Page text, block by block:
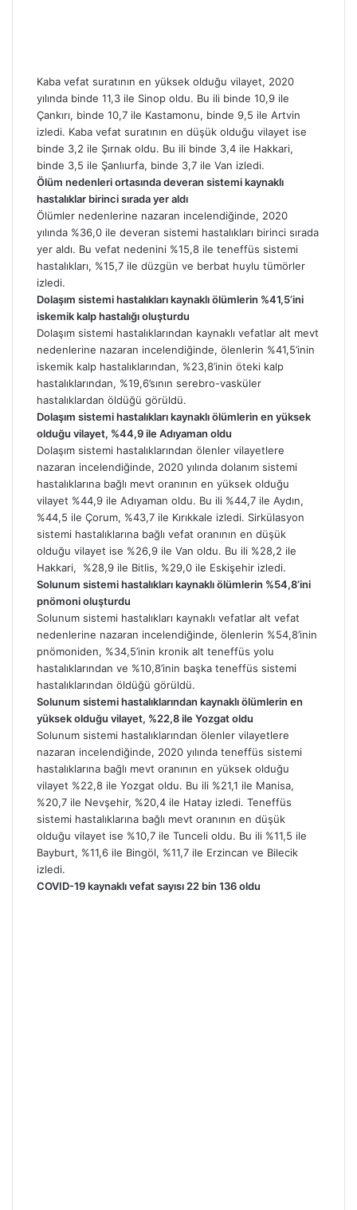
Kaba vefat suratının en yüksek olduğu vilayet, 2020
yılında binde 11,3 ile Sinop oldu. Bu ili binde 10,9 ile
Çankırı, binde 10,7 ile Kastamonu, binde 9,5 ile Artvin
izledi. Kaba vefat suratının en düşük olduğu vilayet ise
binde 3,2 ile Şırnak oldu. Bu ili binde 3,4 ile Hakkari,
binde 3,5 ile Şanlıurfa, binde 3,7 ile Van izledi.
Ölüm nedenleri ortasında deveran sistemi kaynaklı
hastalıklar birinci sırada yer aldı
Ölümler nedenlerine nazaran incelendiğinde, 2020
yılında %36,0 ile deveran sistemi hastalıkları birinci sırada
yer aldı. Bu vefat nedenini %15,8 ile teneffüs sistemi
hastalıkları, %15,7 ile düzgün ve berbat huylu tümörler
izledi.
Dolaşım sistemi hastalıkları kaynaklı ölümlerin %41,5’ini
iskemik kalp hastalığı oluşturdu
Dolaşım sistemi hastalıklarından kaynaklı vefatlar alt mevt
nedenlerine nazaran incelendiğinde, ölenlerin %41,5’inin
iskemik kalp hastalıklarından, %23,8’inin öteki kalp
hastalıklarından, %19,6’sının serebro-vasküler
hastalıklardan öldüğü görüldü.
Dolaşım sistemi hastalıkları kaynaklı ölümlerin en yüksek
olduğu vilayet, %44,9 ile Adıyaman oldu
Dolaşım sistemi hastalıklarından ölenler vilayetlere
nazaran incelendiğinde, 2020 yılında dolanım sistemi
hastalıklarına bağlı mevt oranının en yüksek olduğu
vilayet %44,9 ile Adıyaman oldu. Bu ili %44,7 ile Aydın,
%44,5 ile Çorum, %43,7 ile Kırıkkale izledi. Sirkülasyon
sistemi hastalıklarına bağlı vefat oranının en düşük
olduğu vilayet ise %26,9 ile Van oldu. Bu ili %28,2 ile
Hakkari, %28,9 ile Bitlis, %29,0 ile Eskişehir izledi.
Solunum sistemi hastalıkları kaynaklı ölümlerin %54,8’ini
pnömoni oluşturdu
Solunum sistemi hastalıkları kaynaklı vefatlar alt vefat
nedenlerine nazaran incelendiğinde, ölenlerin %54,8’inin
pnömoniden, %34,5’inin kronik alt teneffüs yolu
hastalıklarından ve %10,8’inin başka teneffüs sistemi
hastalıklarından öldüğü görüldü.
Solunum sistemi hastalıklarından kaynaklı ölümlerin en
yüksek olduğu vilayet, %22,8 ile Yozgat oldu
Solunum sistemi hastalıklarından ölenler vilayetlere
nazaran incelendiğinde, 2020 yılında teneffüs sistemi
hastalıklarına bağlı mevt oranının en yüksek olduğu
vilayet %22,8 ile Yozgat oldu. Bu ili %21,1 ile Manisa,
%20,7 ile Nevşehir, %20,4 ile Hatay izledi. Teneffüs
sistemi hastalıklarına bağlı mevt oranının en düşük
olduğu vilayet ise %10,7 ile Tunceli oldu. Bu ili %11,5 ile
Bayburt, %11,6 ile Bingöl, %11,7 ile Erzincan ve Bilecik
izledi.
COVID-19 kaynaklı vefat sayısı 22 bin 136 oldu